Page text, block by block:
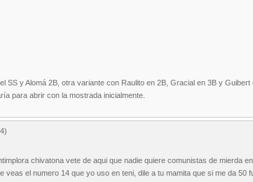
SS y Alomá 2B, otra variante con Raulito en 2B, Gracial en 3B y Guibert
para abrir con la mostrada inicialmente.
chivatona vete de aqui que nadie quiere comunistas de mierda
el numero 14 que yo uso en teni, dile a tu mamita que si me da 50